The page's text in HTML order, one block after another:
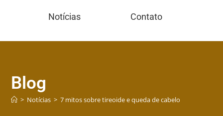
Notícias Contato
Blog
> Notícias > 7 mitos sobre tireoide e queda de cabelo